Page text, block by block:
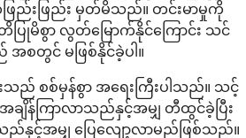
ည်းဖြည်း မှတ်မိသည်။ တင်းမာမှုကို
ပြုမိစွာ လွတ်မြောက်နိုင်ကြောင်း သင်
စတွင် မဖြစ်နိုင်ခဲ့ပါ။
ည် စစ်မှန်စွာ အရေးကြီးပါသည်။ သင့်
ျိန်ကြာလာသည်နှင့်အမျှ တီထွင်ခဲ့ပြီး
နှင့်အမျှ ပြေလျော့လာမည်ဖြစ်သည်။